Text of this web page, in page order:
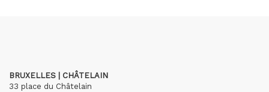
BRUXELLES | CHÂTELAIN
33 place du Châtelain